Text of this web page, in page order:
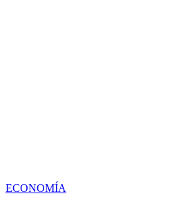
ECONOMÍA